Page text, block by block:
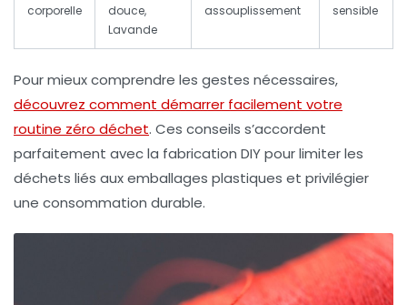
corporelle
douce,
Lavande
assouplissement
sensible
Pour mieux comprendre les gestes nécessaires,
découvrez comment démarrer facilement votre
routine zéro déchet. Ces conseils s’accordent
parfaitement avec la fabrication DIY pour limiter les
déchets liés aux emballages plastiques et privilégier
une consommation durable.